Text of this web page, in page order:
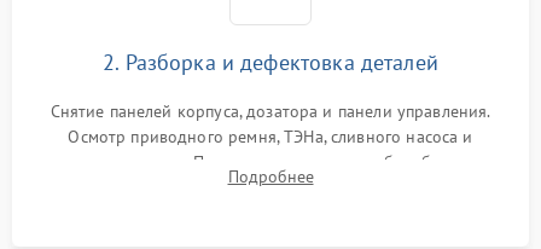
2. Разборка и дефектовка деталей
Снятие панелей корпуса, дозатора и панели управления.
Осмотр приводного ремня, ТЭНа, сливного насоса и
амортизаторов. Проверка подшипников барабана и
крестовины на износ, а манжеты люка на разрывы.
Подробнее